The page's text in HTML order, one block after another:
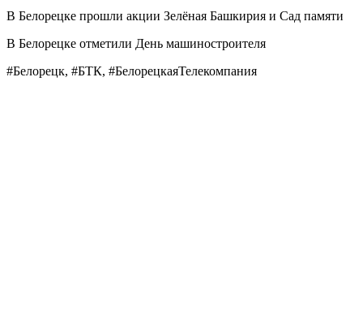
В Белорецке прошли акции Зелёная Башкирия и Сад памяти
В Белорецке отметили День машиностроителя
#Белорецк, #БТК, #БелорецкаяТелекомпания